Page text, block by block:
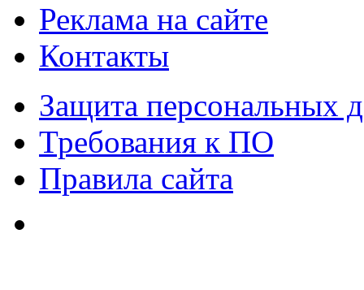
Реклама на сайте
Контакты
Защита персональных
Требования к ПО
Правила сайта